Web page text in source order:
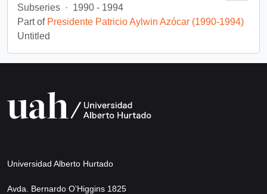
Subseries · 1990 - 1994
Part of Presidente Patricio Aylwin Azócar (1990-1994)
Untitled
Universidad Alberto Hurtado
Avda. Bernardo O’Higgins 1825